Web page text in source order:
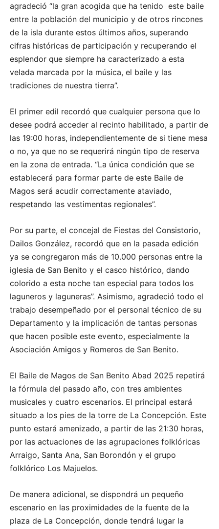
agradeció “la gran acogida que ha tenido este baile
entre la población del municipio y de otros rincones
de la isla durante estos últimos años, superando
cifras históricas de participación y recuperando el
esplendor que siempre ha caracterizado a esta
velada marcada por la música, el baile y las
tradiciones de nuestra tierra”.
El primer edil recordó que cualquier persona que lo
desee podrá acceder al recinto habilitado, a partir de
las 19:00 horas, independientemente de si tiene mesa
o no, ya que no se requerirá ningún tipo de reserva
en la zona de entrada. “La única condición que se
establecerá para formar parte de este Baile de
Magos será acudir correctamente ataviado,
respetando las vestimentas regionales”.
Por su parte, el concejal de Fiestas del Consistorio,
Dailos González, recordó que en la pasada edición
ya se congregaron más de 10.000 personas entre la
iglesia de San Benito y el casco histórico, dando
colorido a esta noche tan especial para todos los
laguneros y laguneras”. Asimismo, agradeció todo el
trabajo desempeñado por el personal técnico de su
Departamento y la implicación de tantas personas
que hacen posible este evento, especialmente la
Asociación Amigos y Romeros de San Benito.
El Baile de Magos de San Benito Abad 2025 repetirá
la fórmula del pasado año, con tres ambientes
musicales y cuatro escenarios. El principal estará
situado a los pies de la torre de La Concepción. Este
punto estará amenizado, a partir de las 21:30 horas,
por las actuaciones de las agrupaciones folklóricas
Arraigo, Santa Ana, San Borondón y el grupo
folklórico Los Majuelos.
De manera adicional, se dispondrá un pequeño
escenario en las proximidades de la fuente de la
plaza de La Concepción, donde tendrá lugar la